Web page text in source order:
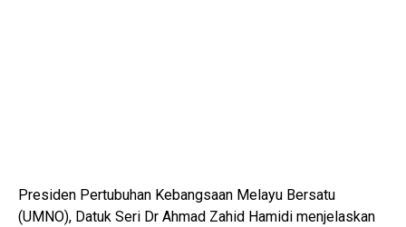
Presiden Pertubuhan Kebangsaan Melayu Bersatu
(UMNO), Datuk Seri Dr Ahmad Zahid Hamidi menjelaskan